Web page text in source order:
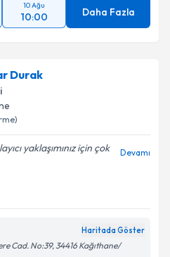
10 Ağu
10:00 Daha Fazla
Durak
yaklaşımınız için çok
Devamı
Haritada Göster
Cad. No:39, 34416 Kağıthane/